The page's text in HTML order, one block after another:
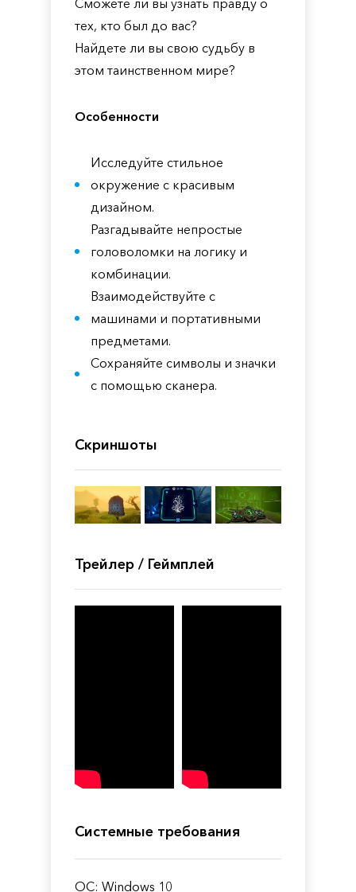
Сможете ли вы узнать правду о
тех, кто был до вас?
Найдете ли вы свою судьбу в
этом таинственном мире?
Особенности
Исследуйте стильное
окружение с красивым
дизайном.
Разгадывайте непростые
головоломки на логику и
комбинации.
Взаимодействуйте с
машинами и портативными
предметами.
Сохраняйте символы и значки
с помощью сканера.
Скриншоты
Трейлер / Геймплей
Системные требования
ОС: Windows 10